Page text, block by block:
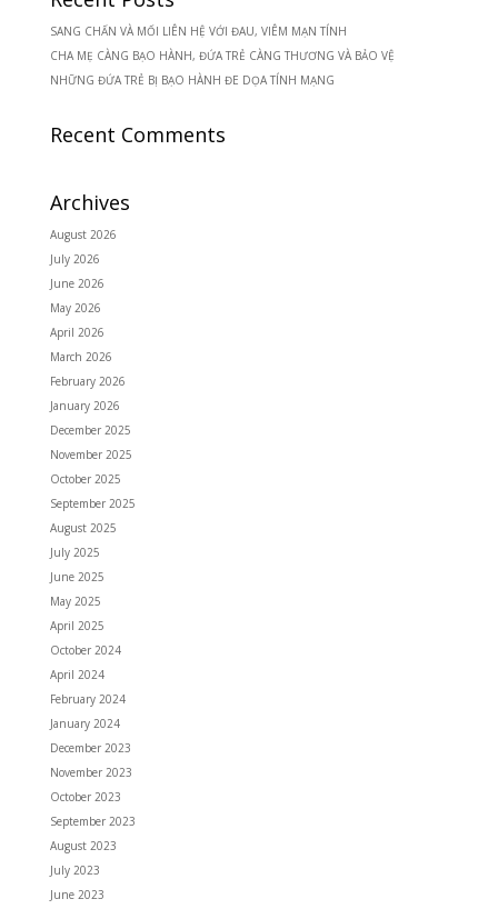
SANG CHẤN VÀ MỐI LIÊN HỆ VỚI ĐAU, VIÊM MẠN TÍNH
CHA MẸ CÀNG BẠO HÀNH, ĐỨA TRẺ CÀNG THƯƠNG VÀ BẢO VỆ
NHỮNG ĐỨA TRẺ BỊ BẠO HÀNH ĐE DỌA TÍNH MẠNG
Recent Comments
Archives
August 2026
July 2026
June 2026
May 2026
April 2026
March 2026
February 2026
January 2026
December 2025
November 2025
October 2025
September 2025
August 2025
July 2025
June 2025
May 2025
April 2025
October 2024
April 2024
February 2024
January 2024
December 2023
November 2023
October 2023
September 2023
August 2023
July 2023
June 2023